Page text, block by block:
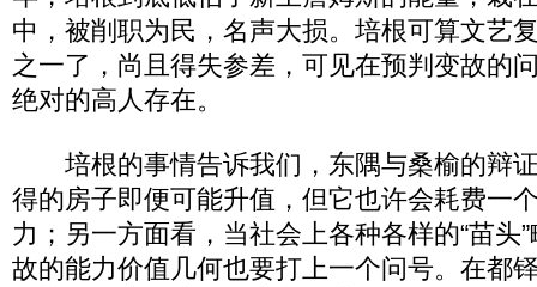
中，被削职为民，名声大损。培根可算文艺
之一了，尚且得失参差，可见在预判变故的
绝对的高人存在。
培根的事情告诉我们，东隅与桑榆的辩
得的房子即便可能升值，但它也许会耗费一
力；另一方面看，当社会上各种各样的“苗头
故的能力价值几何也要打上一个问号。在都